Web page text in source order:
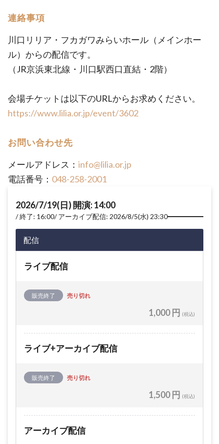
連絡事項
川口リリア・フカガワみらいホール（メインホー
ル）からの配信です。
（JR京浜東北線・川口駅西口直結・2階）
会場チケットは以下のURLからお求めください。
https://www.lilia.or.jp/event/3602
お問い合わせ先
メールアドレス： info@lilia.or.jp
電話番号： 048-258-2001
2026/7/19(日) 開演: 14:00
終了: 16:00 アーカイブ配信: 2026/8/5(水) 23:30
配信
ライブ配信
販売終了 売り切れ
1,000 円 (税込)
ライブ+アーカイブ配信
販売終了 売り切れ
1,500 円 (税込)
アーカイブ配信